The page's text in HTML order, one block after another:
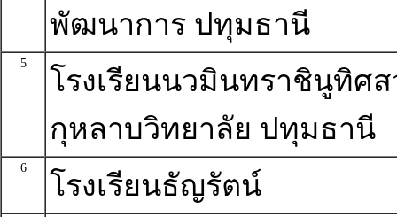
พัฒนาการ ปทุมธานี
5
โรงเรียนนวมินทราชินูทิศ
กุหลาบวิทยาลัย ปทุมธานี
6
โรงเรียนธัญรัตน์